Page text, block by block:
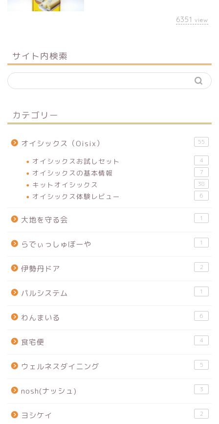
6351 view
サイト内検索
カテゴリー
オイシックス（Oisix） 55
オイシックスお試しセット 4
オイシックスの基本情報 7
キットオイシックス 38
オイシックス体験レビュー 6
大地を守る会 1
らでぃっしゅぼーや 1
伊勢丹ドア 2
パルシステム 1
わんまいる 6
食宅便 4
ウェルネスダイニング 5
nosh(ナッシュ) 3
ヨシケイ 2